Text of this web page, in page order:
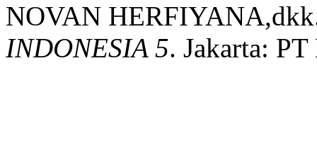
NOVAN
INDONESIA 5. Jakarta: